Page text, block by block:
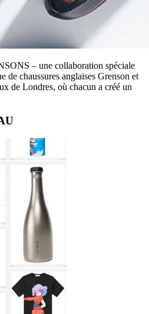
– une collaboration spéciale
de chaussures anglaises Grenson et
de Londres, où chacun a créé un